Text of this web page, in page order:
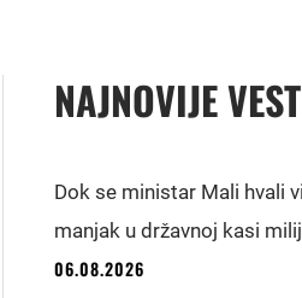
NAJNOVIJE
Dok se ministar Mali hvali
manjak u državnoj kasi
06.08.2026